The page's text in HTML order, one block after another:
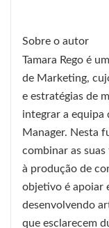
Sobre o autor
Tamara Rego é
de Marketing,
e estratégias de
integrar a
Manager. Nesta
combinar as
à produção de
objetivo é apoiar
desenvolvendo
que esclarecem